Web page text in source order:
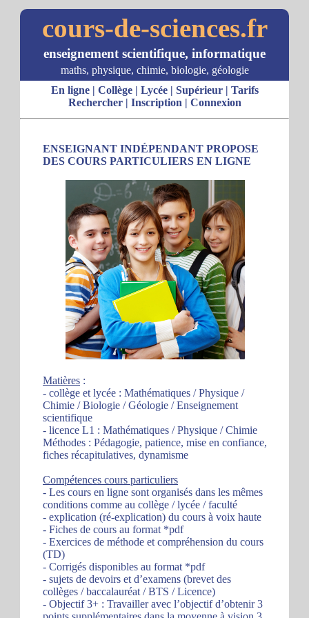
cours-de-sciences.fr
enseignement scientifique, informatique
maths, physique, chimie, biologie, géologie
En ligne| Collège| Lycée| Supérieur| Tarifs
Rechercher| Inscription | Connexion
ENSEIGNANT INDÉPENDANT PROPOSE
DES COURS PARTICULIERS EN LIGNE
Matières :
- collège et lycée : Mathématiques / Physique /
Chimie / Biologie / Géologie / Enseignement
scientifique
- licence L1 : Mathématiques / Physique / Chimie
Méthodes : Pédagogie, patience, mise en confiance,
fiches récapitulatives, dynamisme
Compétences cours particuliers
- Les cours en ligne sont organisés dans les mêmes
conditions comme au collège / lycée / faculté
- explication (ré-explication) du cours à voix haute
- Fiches de cours au format *pdf
- Exercices de méthode et compréhension du cours
(TD)
- Corrigés disponibles au format *pdf
- sujets de devoirs et d’examens (brevet des
collèges / baccalauréat / BTS / Licence)
- Objectif 3+ : Travailler avec l’objectif d’obtenir 3